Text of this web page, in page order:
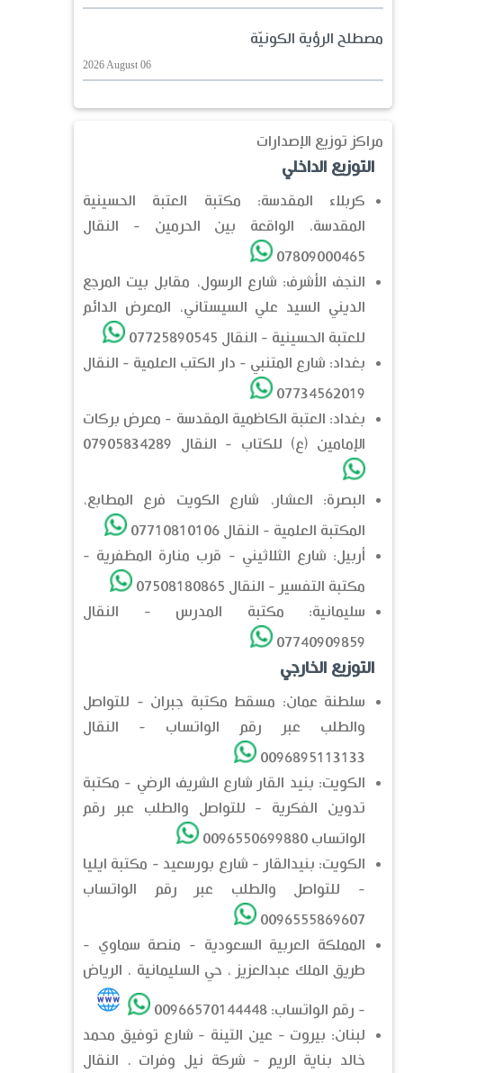
مصطلح الرؤية الكونيّة
2026 August 06
مراكز توزيع الإصدارات
التوزيع الداخلي
كربلاء المقدسة: مكتبة العتبة الحسينية
المقدسة، الواقعة بين الحرمين - النقال
07809000465
النجف الأشرف: شارع الرسول، مقابل بيت المرجع
الديني السيد علي السيستاني، المعرض الدائم
للعتبة الحسينية - النقال 07725890545
بغداد: شارع المتنبي - دار الكتب العلمية - النقال
07734562019
بغداد: العتبة الكاظمية المقدسة - معرض بركات
الإمامين (ع) للكتاب - النقال 07905834289
البصرة: العشار، شارع الكويت فرع المطابع،
المكتبة العلمية - النقال 07710810106
أربيل: شارع الثلاثيني - قرب منارة المظفرية -
مكتبة التفسير - النقال 07508180865
سليمانية: مكتبة المدرس - النقال
07740909859
التوزيع الخارجي
سلطنة عمان: مسقط مكتبة جبران - للتواصل
والطلب عبر رقم الواتساب - النقال
0096895113133
الكويت: بنيد القار شارع الشريف الرضي - مكتبة
تدوين الفكرية - للتواصل والطلب عبر رقم
الواتساب 0096550699880
الكويت: بنيدالقار - شارع بورسعيد - مكتبة ايليا
- للتواصل والطلب عبر رقم الواتساب
0096555869607
المملكة العربية السعودية - منصة سماوي -
طريق الملك عبدالعزيز ، حي السليمانية ، الرياض
- رقم الواتساب: 00966570144448
لبنان: بيروت - عين التينة - شارع توفيق محمد
خالد بناية الريم - شركة نيل وفرات . النقال